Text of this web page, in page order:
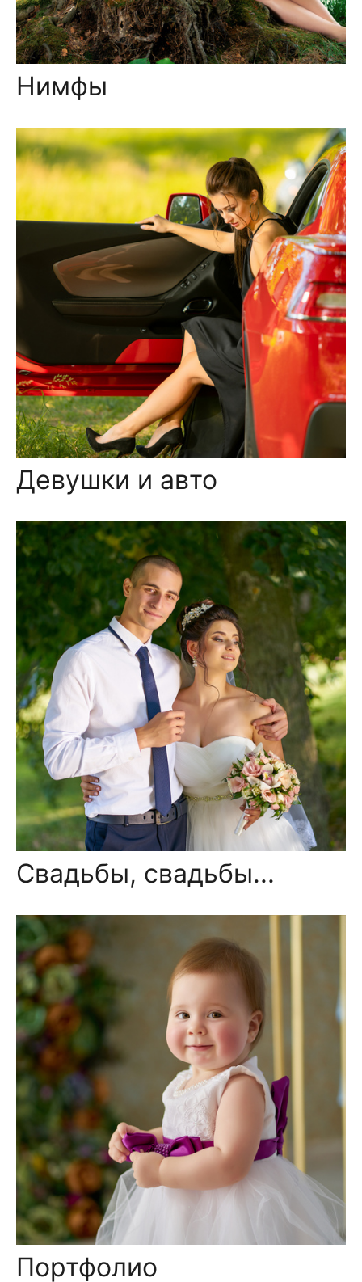
Нимфы
Девушки и авто
Свадьбы, свадьбы...
Портфолио